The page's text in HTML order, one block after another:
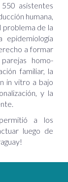
asistentes
humana,
problema de la
epidemiología
a formar
homo-
familiar, la
in vitro a bajo
y la
a los
luego de